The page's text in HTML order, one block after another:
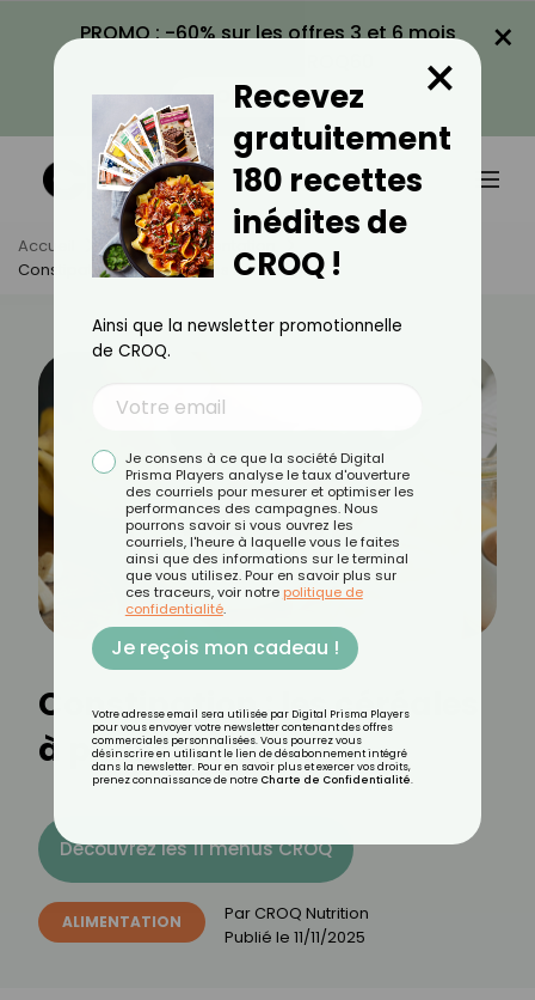
PROMO : -60% sur les offres 3 et 6 mois
VOIR LA PROMO
×
Accueil Actus
Alimentation
Constipation : Les Céréales À Privilégier
Constipation : les céréales
à privilégier
Découvrez les 11 menus CROQ
ALIMENTATION Par CROQ Nutrition
Publié le 11/11/2025
Recevez
gratuitement
180 recettes
inédites de
CROQ !
×
Ainsi que la newsletter promotionnelle
de CROQ.
Je consens à ce que la société Digital
Prisma Players analyse le taux d'ouverture
des courriels pour mesurer et optimiser les
performances des campagnes. Nous
pourrons savoir si vous ouvrez les
courriels, l'heure à laquelle vous le faites
ainsi que des informations sur le terminal
que vous utilisez. Pour en savoir plus sur
ces traceurs, voir notre politique de
confidentialité.
Je reçois mon cadeau !
Votre adresse email sera utilisée par Digital Prisma Players
pour vous envoyer votre newsletter contenant des offres
commerciales personnalisées. Vous pourrez vous
désinscrire en utilisant le lien de désabonnement intégré
dans la newsletter. Pour en savoir plus et exercer vos droits,
prenez connaissance de notre Charte de Confidentialité.